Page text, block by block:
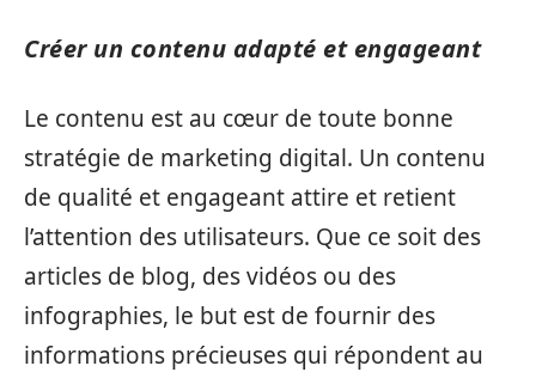
Créer un contenu adapté et engageant
Le contenu est au cœur de toute bonne
stratégie de marketing digital. Un contenu
de qualité et engageant attire et retient
l’attention des utilisateurs. Que ce soit des
articles de blog, des vidéos ou des
infographies, le but est de fournir des
informations précieuses qui répondent au